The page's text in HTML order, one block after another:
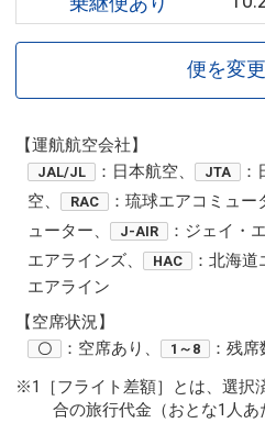
便を変
【運航航空会社】
JAL/JL ：日本航空、 JTA
空、
RAC ：琉球エアコミュー
ューター、
J-AIR ：ジェイ・
エアラインズ、
HAC ：北海道
エアライン
【空席状況】
〇 ：空席あり、 1～8 ：残席
※1［フライト差額］とは、選択
合の旅行代金（おとな1人あ